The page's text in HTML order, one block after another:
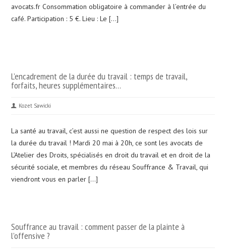
avocats.fr Consommation obligatoire à commander à l’entrée du
café. Participation : 5 €. Lieu : Le […]
L’encadrement de la durée du travail : temps de travail,
forfaits, heures supplémentaires…
Kozet Sawicki
La santé au travail, c’est aussi ne question de respect des lois sur
la durée du travail ! Mardi 20 mai à 20h, ce sont les avocats de
L’Atelier des Droits, spécialisés en droit du travail et en droit de la
sécurité sociale, et membres du réseau Souffrance & Travail, qui
viendront vous en parler […]
Souffrance au travail : comment passer de la plainte à
l’offensive ?